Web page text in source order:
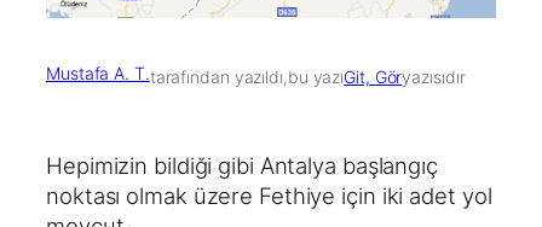
Mustafa A. T.tarafından yazıldı,bu yazıGit, Göryazısıdır
Hepimizin bildiği gibi Antalya başlangıç
noktası olmak üzere Fethiye için iki adet yol